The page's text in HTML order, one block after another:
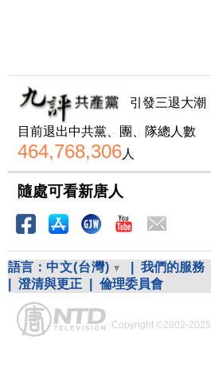
引發三退大潮
目前退出中共黨、團、隊總人數
464,768,306人
隨處可看新唐人
語言： 中文(台灣) 我們的服務
澄清與更正 倫理委員會
Copyright ©2002-2025